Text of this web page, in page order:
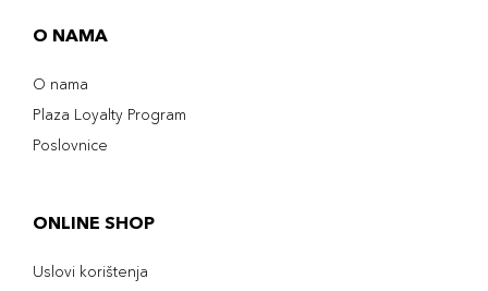
O NAMA
O nama
Plaza Loyalty Program
Poslovnice
ONLINE SHOP
Uslovi korištenja